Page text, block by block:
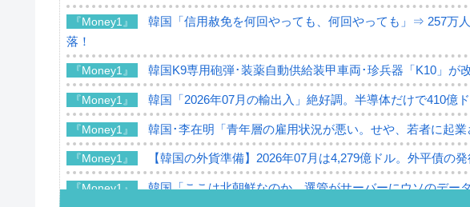
『Money1』
韓国「信用赦免を何回やっても、何回やっても」⇒ 257万
落！
『Money1』 韓国K9専用砲弾･装薬自動供給装甲車両･珍兵器「K10」が
『Money1』 韓国「2026年07月の輸出入」絶好調。半導体だけで410億
『Money1』 韓国･李在明「青年層の雇用状況が悪い。せや、若者に起
『Money1』 【韓国の外貨準備】2026年07月は4,279億ドル。外平債の発
『Money1』 韓国「ここは北朝鮮なのか。選管がサーバーにウソのデー